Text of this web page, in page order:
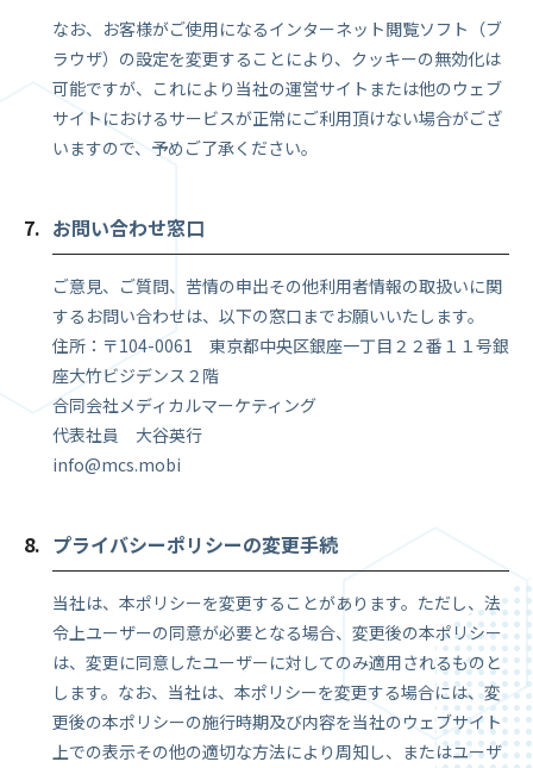
なお、お客様がご使用になるインターネット閲覧ソフト（ブ
ラウザ）の設定を変更することにより、クッキーの無効化は
可能ですが、これにより当社の運営サイトまたは他のウェブ
サイトにおけるサービスが正常にご利用頂けない場合がござ
いますので、予めご了承ください。
お問い合わせ窓口
ご意見、ご質問、苦情の申出その他利用者情報の取扱いに関
するお問い合わせは、以下の窓口までお願いいたします。
住所：〒104-0061 東京都中央区銀座一丁目２２番１１号銀
座大竹ビジデンス２階
合同会社メディカルマーケティング
代表社員 大谷英行
info@mcs.mobi
プライバシーポリシーの変更手続
当社は、本ポリシーを変更することがあります。ただし、法
令上ユーザーの同意が必要となる場合、変更後の本ポリシー
は、変更に同意したユーザーに対してのみ適用されるものと
します。なお、当社は、本ポリシーを変更する場合には、変
更後の本ポリシーの施行時期及び内容を当社のウェブサイト
上での表示その他の適切な方法により周知し、またはユーザ